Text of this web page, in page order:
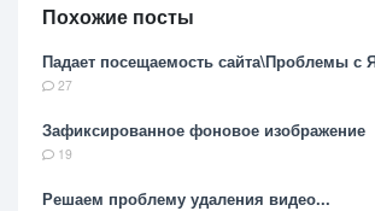
Похожие посты
Падает посещаемость сайта\Проблемы с
27
Зафиксированное фоновое изображение
19
Решаем проблему удаления видео...